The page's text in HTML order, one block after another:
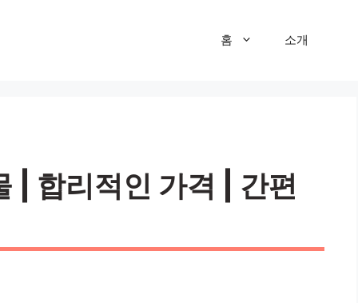
홈 소개
| 합리적인 가격 | 간편